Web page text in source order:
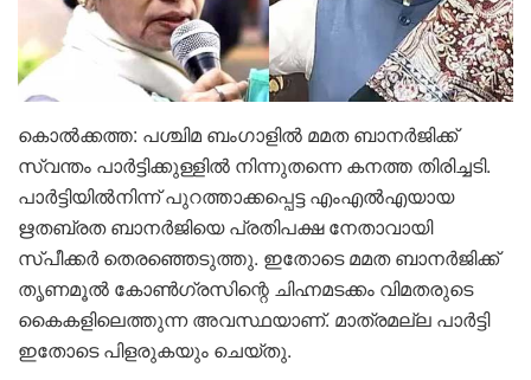
കൊൽക്കത്ത: പശ്ചിമ ബംഗാളിൽ മമത ബാനർജിക്ക്
സ്വന്തം പാർട്ടിക്കുള്ളിൽ നിന്നുതന്നെ കനത്ത തിരിച്ചടി.
പാർട്ടിയിൽനിന്ന് പുറത്താക്കപ്പെട്ട എംഎൽഎയായ
ഋതബ്രത ബാനർജിയെ പ്രതിപക്ഷ നേതാവായി
സ്പീക്കർ തെരഞ്ഞെടുത്തു. ഇതോടെ മമത ബാനർജിക്ക്
തൃണമൂൽ കോൺഗ്രസിന്റെ ചിഹ്നമടക്കം വിമതരുടെ
കൈകളിലെത്തുന്ന അവസ്ഥയാണ്. മാത്രമല്ല പാർട്ടി
ഇതോടെ പിളരുകയും ചെയ്തു.